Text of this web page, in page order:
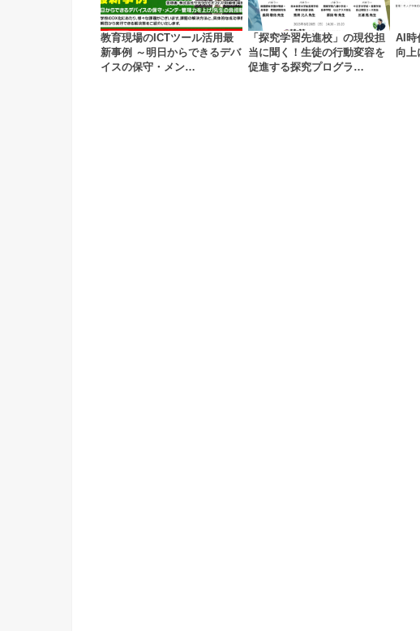
教育現場のICTツール活用最
新事例 ～明日からできるデバ
イスの保守・メン…
「探究学習先進校」の現役担
当に聞く！生徒の行動変容を
促進する探究プログラ…
AI時
向上